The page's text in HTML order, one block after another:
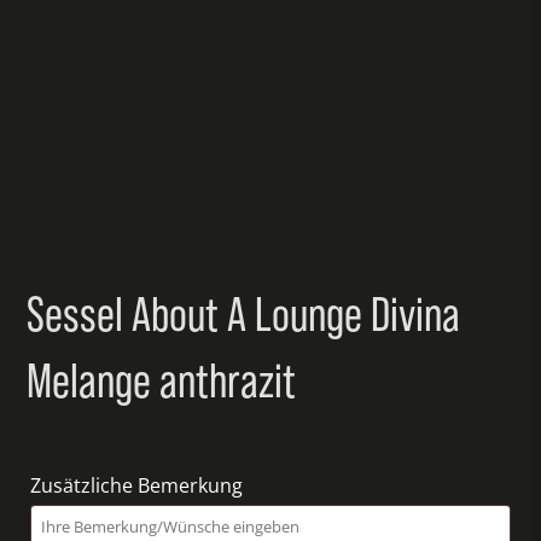
Sessel About A Lounge Divina
Melange anthrazit
Zusätzliche Bemerkung